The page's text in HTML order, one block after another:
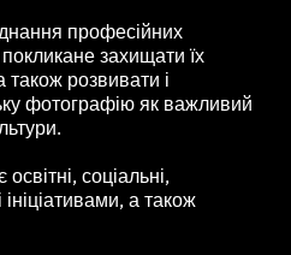
професійних
захищати їх
також розвивати і
фотографію як важливий
соціальні,
ініціативами, а також